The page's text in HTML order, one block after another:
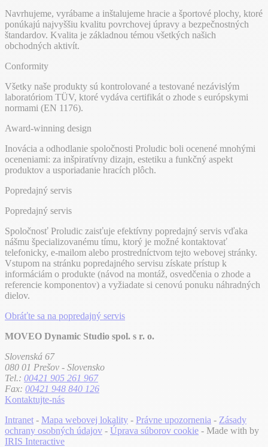
Navrhujeme, vyrábame a inštalujeme hracie a športové plochy, ktoré
ponúkajú najvyššiu kvalitu povrchovej úpravy a bezpečnostných
štandardov. Kvalita je základnou témou všetkých našich
obchodných aktivít.
Conformity
Všetky naše produkty sú kontrolované a testované nezávislým
laboratóriom TÜV, ktoré vydáva certifikát o zhode s európskymi
normami (EN 1176).
Award-winning design
Inovácia a odhodlanie spoločnosti Proludic boli ocenené mnohými
oceneniami: za inšpiratívny dizajn, estetiku a funkčný aspekt
produktov a usporiadanie hracích plôch.
Popredajný servis
Popredajný servis
Spoločnosť Proludic zaisťuje efektívny popredajný servis vďaka
nášmu špecializovanému tímu, ktorý je možné kontaktovať
telefonicky, e-mailom alebo prostredníctvom tejto webovej stránky.
Vstupom na stránku popredajného servisu získate prístup k
informáciám o produkte (návod na montáž, osvedčenia o zhode a
referencie komponentov) a vyžiadate si cenovú ponuku náhradných
dielov.
Obráťte sa na popredajný servis
MOVEO Dynamic Studio spol. s r. o.
Slovenská 67
080 01 Prešov - Slovensko
Tel.: 00421 905 261 967
Fax: 00421 948 840 126
Kontaktujte-nás
Intranet - Mapa webovej lokality - Právne upozornenia - Zásady
ochrany osobných údajov - Úprava súborov cookie - Made with by
IRIS Interactive